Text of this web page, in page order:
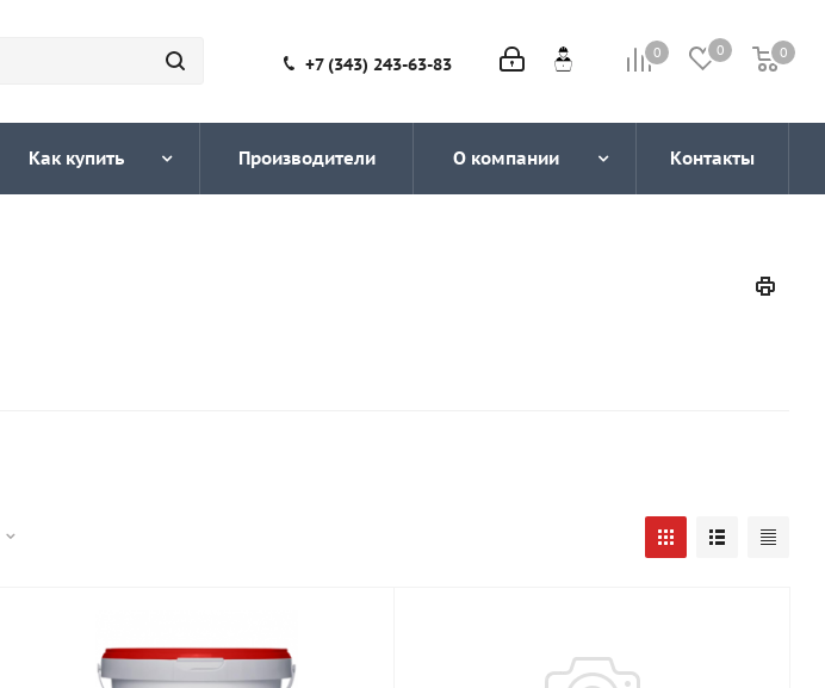
0 0 0
0
+7 (343) 243-63-83
Как купить Производители О компании Контакты